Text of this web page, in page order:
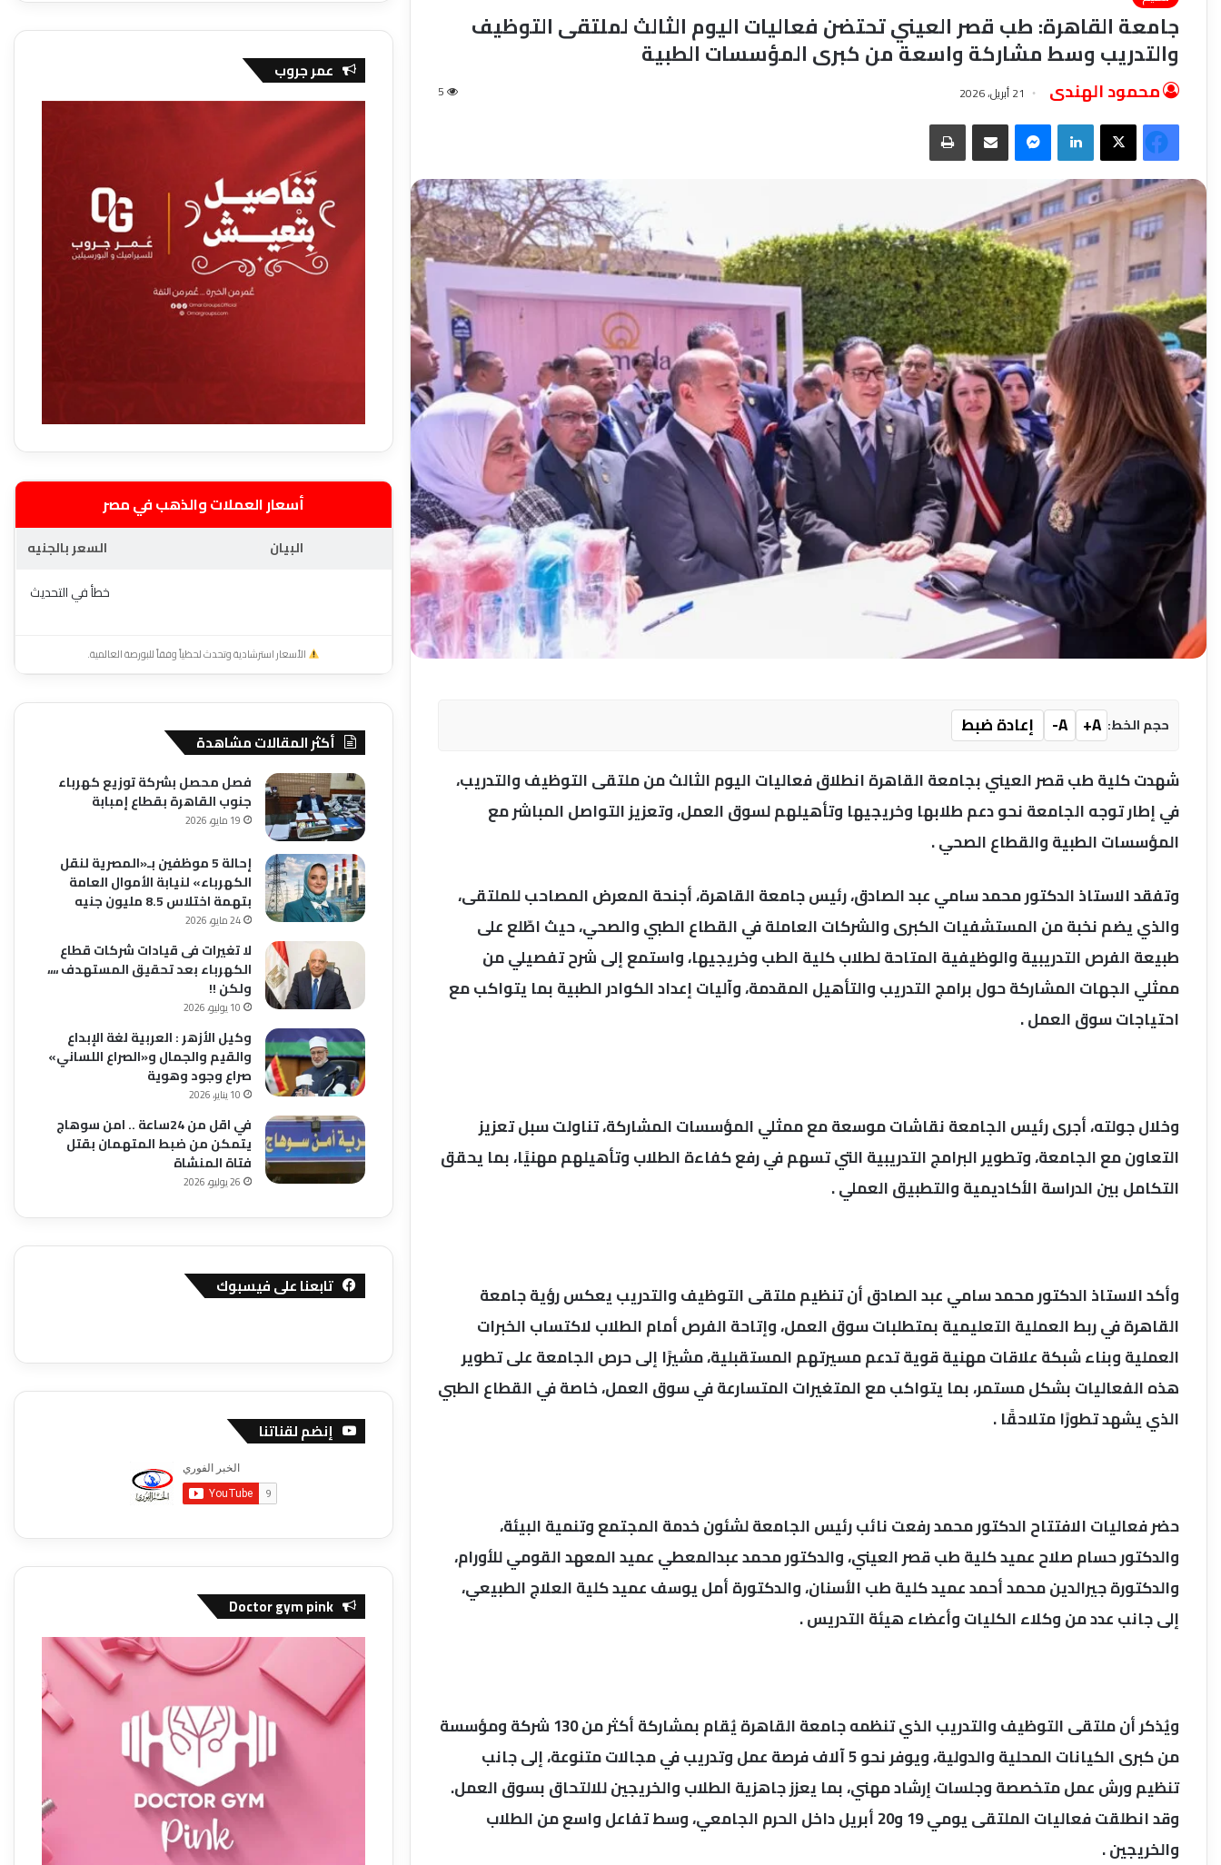
جامعة القاهرة: طب قصر العيني تحتضن فعاليات اليوم الثالث لملتقى التوظيف
والتدريب وسط مشاركة واسعة من كبرى المؤسسات الطبية
محمود الهندى 21 أبريل، 2026 5
فيسبوك‫X لينكدإن ماسنجر مشاركة عبر البريد طباعة
حجم الخط: A+
A-
إعادة ضبط
شهدت كلية طب قصر العيني بجامعة القاهرة انطلاق فعاليات اليوم الثالث من ملتقى التوظيف والتدريب،
في إطار توجه الجامعة نحو دعم طلابها وخريجيها وتأهيلهم لسوق العمل، وتعزيز التواصل المباشر مع
المؤسسات الطبية والقطاع الصحي .
وتفقد الاستاذ الدكتور محمد سامي عبد الصادق، رئيس جامعة القاهرة، أجنحة المعرض المصاحب للملتقى،
والذي يضم نخبة من المستشفيات الكبرى والشركات العاملة في القطاع الطبي والصحي، حيث اطّلع على
طبيعة الفرص التدريبية والوظيفية المتاحة لطلاب كلية الطب وخريجيها، واستمع إلى شرح تفصيلي من
ممثلي الجهات المشاركة حول برامج التدريب والتأهيل المقدمة، وآليات إعداد الكوادر الطبية بما يتواكب مع
احتياجات سوق العمل .
وخلال جولته، أجرى رئيس الجامعة نقاشات موسعة مع ممثلي المؤسسات المشاركة، تناولت سبل تعزيز
التعاون مع الجامعة، وتطوير البرامج التدريبية التي تسهم في رفع كفاءة الطلاب وتأهيلهم مهنيًا، بما يحقق
التكامل بين الدراسة الأكاديمية والتطبيق العملي .
وأكد الاستاذ الدكتور محمد سامي عبد الصادق أن تنظيم ملتقى التوظيف والتدريب يعكس رؤية جامعة
القاهرة في ربط العملية التعليمية بمتطلبات سوق العمل، وإتاحة الفرص أمام الطلاب لاكتساب الخبرات
العملية وبناء شبكة علاقات مهنية قوية تدعم مسيرتهم المستقبلية، مشيرًا إلى حرص الجامعة على تطوير
هذه الفعاليات بشكل مستمر، بما يتواكب مع المتغيرات المتسارعة في سوق العمل، خاصة في القطاع الطبي
الذي يشهد تطورًا متلاحقًا .
حضر فعاليات الافتتاح الدكتور محمد رفعت نائب رئيس الجامعة لشئون خدمة المجتمع وتنمية البيئة،
والدكتور حسام صلاح عميد كلية طب قصر العيني، والدكتور محمد عبدالمعطي عميد المعهد القومي للأورام،
والدكتورة جيرالدين محمد أحمد عميد كلية طب الأسنان، والدكتورة أمل يوسف عميد كلية العلاج الطبيعي،
إلى جانب عدد من وكلاء الكليات وأعضاء هيئة التدريس .
ويُذكر أن ملتقى التوظيف والتدريب الذي تنظمه جامعة القاهرة يُقام بمشاركة أكثر من 130 شركة ومؤسسة
من كبرى الكيانات المحلية والدولية، ويوفر نحو 5 آلاف فرصة عمل وتدريب في مجالات متنوعة، إلى جانب
تنظيم ورش عمل متخصصة وجلسات إرشاد مهني، بما يعزز جاهزية الطلاب والخريجين للالتحاق بسوق العمل.
وقد انطلقت فعاليات الملتقى يومي 19 و20 أبريل داخل الحرم الجامعي، وسط تفاعل واسع من الطلاب
والخريجين .
عمر جروب
أسعار العملات والذهب في مصر
البيان
السعر بالجنيه
خطأ في التحديث
الأسعار استرشادية وتحدث لحظياً وفقاً للبورصة العالمية.
أكثر المقالات مشاهدة
فصل محصل بشركة توزيع كهرباء
جنوب القاهرة بقطاع إمبابة
19 مايو، 2026
إحالة 5 موظفين بـ«المصرية لنقل
الكهرباء» لنيابة الأموال العامة
بتهمة اختلاس 8.5 مليون جنيه
24 مايو، 2026
لا تغيرات فى قيادات شركات قطاع
الكهرباء بعد تحقيق المستهدف ،،،،
ولكن !!
10 يوليو، 2026
وكيل الأزهر : العربية لغة الإبداع
والقيم والجمال و«الصراع اللساني»
صراع وجود وهوية
10 يناير، 2026
في اقل من 24ساعة .. امن سوهاج
يتمكن من ضبط المتهمان بقتل
فتاة المنشاة
26 يوليو، 2026
تابعنا على فيسبوك
إنضم لقناتنا
Doctor gym pink